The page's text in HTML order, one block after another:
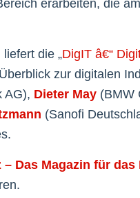
erarbeiten, die
die „DigIT â€“
zur digitalen
AG), Dieter May (BMW
(Sanofi
– Das Magazin für